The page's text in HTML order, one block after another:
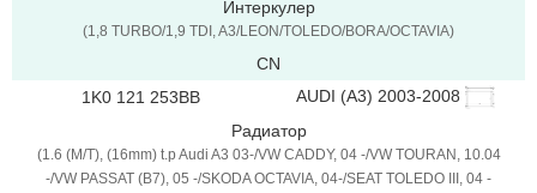
Интеркулер
(1,8 TURBO/1,9 TDI, A3/LEON/TOLEDO/BORA/OCTAVIA)
CN
1K0 121 253BB
AUDI (A3) 2003-2008
Радиатор
(1.6 (M/T), (16mm) t.p Audi A3 03-/VW CADDY, 04 -/VW TOURAN, 10.04
-/VW PASSAT (B7), 05 -/SKODA OCTAVIA, 04-/SEAT TOLEDO III, 04 -